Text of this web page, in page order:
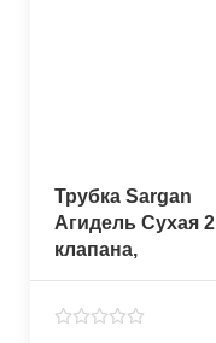
Трубка Sargan
Агидель Сухая 2
клапана,
прозрачный/
силикон